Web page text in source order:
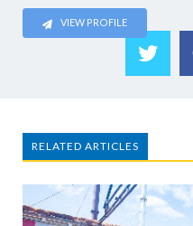
VIEW PROFILE
RELATED ARTICLES